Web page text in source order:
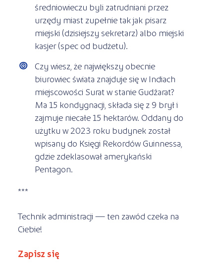
średniowieczu byli zatrudniani przez
urzędy miast zupełnie tak jak pisarz
miejski (dzisiejszy sekretarz) albo miejski
kasjer (spec od budżetu).
Czy wiesz, że największy obecnie
biurowiec świata znajduje się w Indiach
miejscowości Surat w stanie Gudźarat?
Ma 15 kondygnacji, składa się z 9 brył i
zajmuje niecałe 15 hektarów. Oddany do
użytku w 2023 roku budynek został
wpisany do Księgi Rekordów Guinnessa,
gdzie zdeklasował amerykański
Pentagon.
***
Technik administracji — ten zawód czeka na
Ciebie!
Zapisz się